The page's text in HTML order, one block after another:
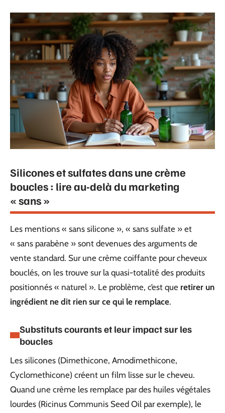
Silicones et sulfates dans une crème
boucles : lire au-delà du marketing
« sans »
Les mentions « sans silicone », « sans sulfate » et
« sans parabène » sont devenues des arguments de
vente standard. Sur une crème coiffante pour cheveux
bouclés, on les trouve sur la quasi-totalité des produits
positionnés « naturel ». Le problème, c’est que retirer un
ingrédient ne dit rien sur ce qui le remplace.
Substituts courants et leur impact sur les
boucles
Les silicones (Dimethicone, Amodimethicone,
Cyclomethicone) créent un film lisse sur le cheveu.
Quand une crème les remplace par des huiles végétales
lourdes (Ricinus Communis Seed Oil par exemple), le